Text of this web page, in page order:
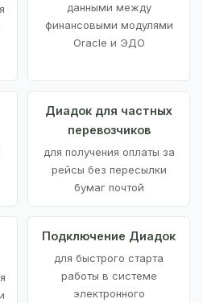
данными между
финансовыми модулями
Oracle и ЭДО
Диадок для частных
перевозчиков
для получения оплаты за
рейсы без пересылки
бумаг почтой
Подключение Диадок
для быстрого старта
работы в системе
электронного